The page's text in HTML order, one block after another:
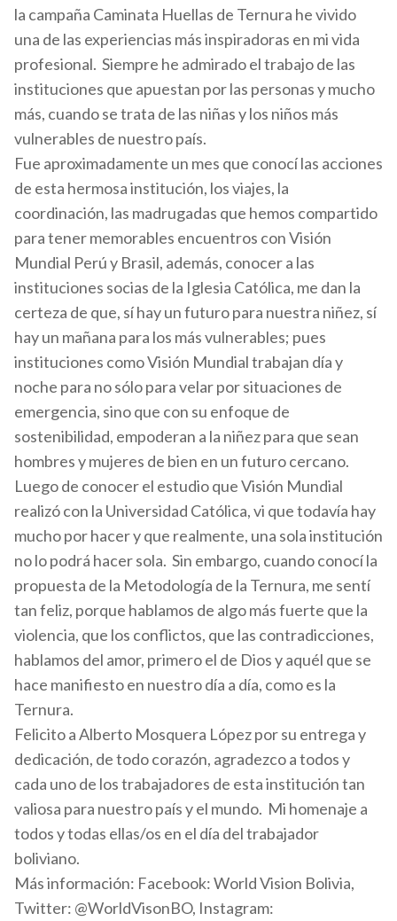
la campaña Caminata Huellas de Ternura he vivido
una de las experiencias más inspiradoras en mi vida
profesional. Siempre he admirado el trabajo de las
instituciones que apuestan por las personas y mucho
más, cuando se trata de las niñas y los niños más
vulnerables de nuestro país.
Fue aproximadamente un mes que conocí las acciones
de esta hermosa institución, los viajes, la
coordinación, las madrugadas que hemos compartido
para tener memorables encuentros con Visión
Mundial Perú y Brasil, además, conocer a las
instituciones socias de la Iglesia Católica, me dan la
certeza de que, sí hay un futuro para nuestra niñez, sí
hay un mañana para los más vulnerables; pues
instituciones como Visión Mundial trabajan día y
noche para no sólo para velar por situaciones de
emergencia, sino que con su enfoque de
sostenibilidad, empoderan a la niñez para que sean
hombres y mujeres de bien en un futuro cercano.
Luego de conocer el estudio que Visión Mundial
realizó con la Universidad Católica, vi que todavía hay
mucho por hacer y que realmente, una sola institución
no lo podrá hacer sola. Sin embargo, cuando conocí la
propuesta de la Metodología de la Ternura, me sentí
tan feliz, porque hablamos de algo más fuerte que la
violencia, que los conflictos, que las contradicciones,
hablamos del amor, primero el de Dios y aquél que se
hace manifiesto en nuestro día a día, como es la
Ternura.
Felicito a Alberto Mosquera López por su entrega y
dedicación, de todo corazón, agradezco a todos y
cada uno de los trabajadores de esta institución tan
valiosa para nuestro país y el mundo. Mi homenaje a
todos y todas ellas/os en el día del trabajador
boliviano.
Más información: Facebook: World Vision Bolivia,
Twitter: @WorldVisonBO, Instagram: